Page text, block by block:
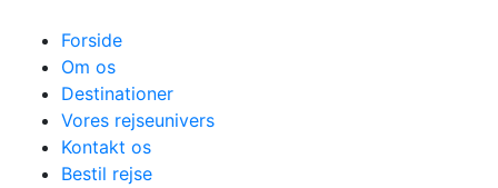
Forside
Om os
Destinationer
Vores rejseunivers
Kontakt os
Bestil rejse